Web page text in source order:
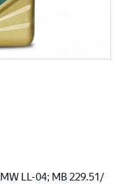
LL-04; MB 229.51/